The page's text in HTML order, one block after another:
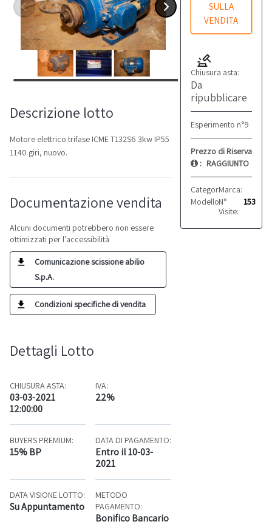
SULLA
VENDITA
Chiusura asta:
Da
ripubblicare
Esperimento n°9
Prezzo di Riserva
: RAGGIUNTO
Categoria: Motori
Marca:
Modello: T132S6
N°
Visite:
153
Descrizione lotto
Motore elettrico trifase ICME T132S6 3kw IP55
1140 giri, nuovo.
Documentazione vendita
Alcuni documenti potrebbero non essere
ottimizzati per l'accessibilità
Comunicazione scissione abilio
S.p.A.
Condizioni specifiche di vendita
Dettagli Lotto
CHIUSURA ASTA:
03-03-2021
12:00:00
IVA:
22%
BUYERS PREMIUM:
15% BP
DATA DI PAGAMENTO:
Entro il 10-03-
2021
DATA VISIONE LOTTO:
Su Appuntamento
METODO
PAGAMENTO:
Bonifico Bancario